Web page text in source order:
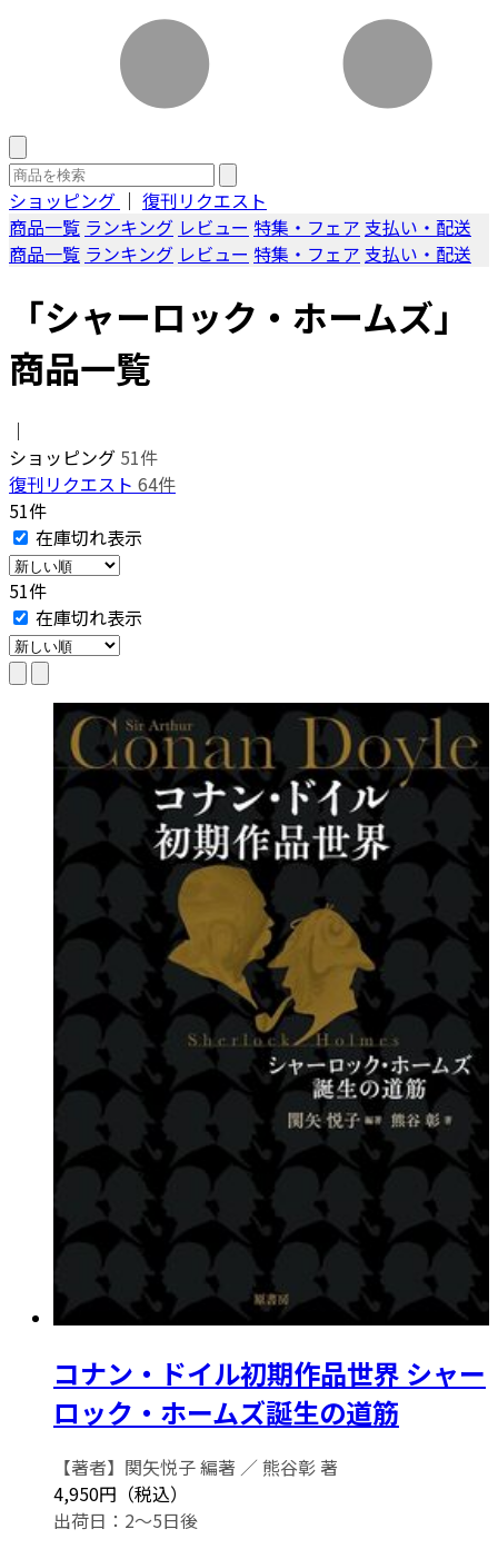
ショッピング ｜ 復刊リクエスト
商品一覧 ランキング レビュー 特集・フェア 支払い・配送
商品一覧 ランキング レビュー 特集・フェア 支払い・配送
「シャーロック・ホームズ」
商品一覧
｜
ショッピング 51件
復刊リクエスト 64件
51件
在庫切れ表示
51件
在庫切れ表示
コナン・ドイル初期作品世界 シャー
ロック・ホームズ誕生の道筋
【著者】関矢悦子 編著 ／ 熊谷彰 著
4,950円（税込）
出荷日：2～5日後